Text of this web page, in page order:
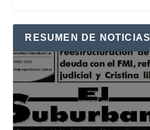
RESUMEN DE NOTICIAS
Reproductor
de
vídeo